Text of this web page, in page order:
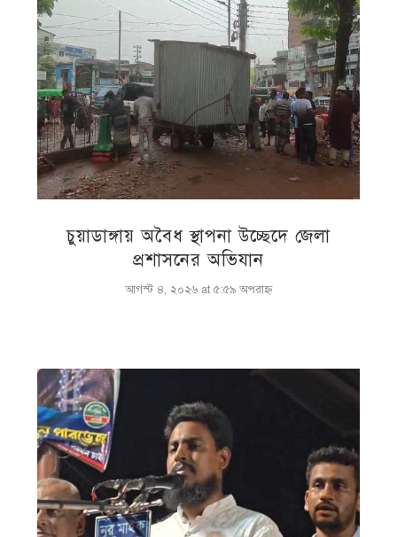
চুয়াডাঙ্গায় অবৈধ স্থাপনা উচ্ছেদে জেলা
প্রশাসনের অভিযান
আগস্ট ৪, ২০২৬ at ৫:৫৯ অপরাহ্ণ